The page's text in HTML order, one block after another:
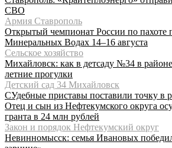
СВО
Армия Ставрополь
Открытый чемпионат России по пахоте
Минеральных Водах 14–16 августа
Сельское хозяйство
Михайловск: как в детсаду №34 в
летние прогулки
Детский сад 34 Михайловск
СУдебные приставы поставили точку в
Отец и сын из Нефтекумского округа
гранта в 24 млн рублей
Закон и порядок Нефтекумский округ
Невинномысск: семья Ивановых